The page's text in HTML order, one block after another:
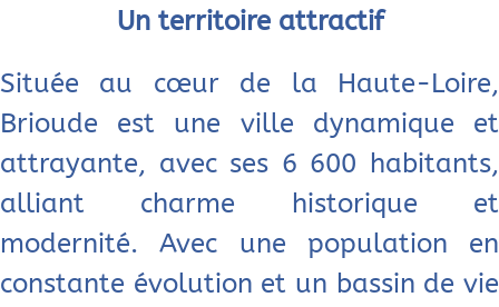
Un territoire attractif
Située au cœur de la Haute-Loire,
Brioude est une ville dynamique et
attrayante, avec ses 6 600 habitants,
alliant charme historique et
modernité. Avec une population en
constante évolution et un bassin de vie